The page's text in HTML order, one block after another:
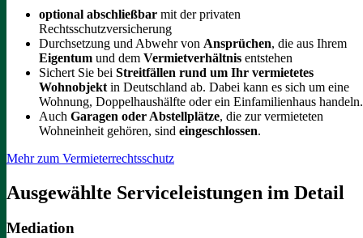
optional abschließbar mit der privaten
Rechtsschutzversicherung
Durchsetzung und Abwehr von Ansprüchen, die aus Ihrem
Eigentum und dem Vermietverhältnis entstehen
Sichert Sie bei Streitfällen rund um Ihr vermietetes
Wohnobjekt in Deutschland ab. Dabei kann es sich um eine
Wohnung, Doppelhaushälfte oder ein Einfamilienhaus handeln.
Auch Garagen oder Abstellplätze, die zur vermieteten
Wohneinheit gehören, sind eingeschlossen.
Mehr zum Vermieterrechtsschutz
Ausgewählte Serviceleistungen im Detail
Mediation